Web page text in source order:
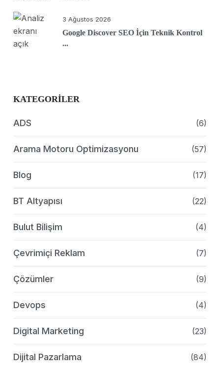
3 Ağustos 2026
Google Discover SEO İçin Teknik Kontrol
...
KATEGORILER
ADS (6)
Arama Motoru Optimizasyonu (57)
Blog (17)
BT Altyapısı (22)
Bulut Bilişim (4)
Çevrimiçi Reklam (7)
Çözümler (9)
Devops (4)
Digital Marketing (23)
Dijital Pazarlama (84)